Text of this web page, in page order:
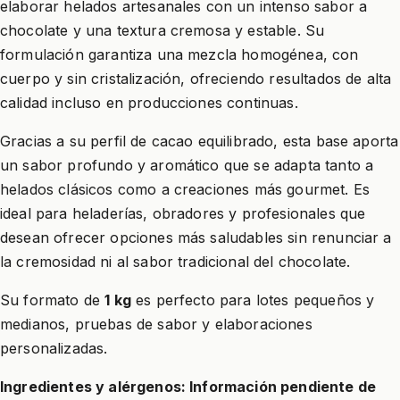
elaborar helados artesanales con un intenso sabor a
chocolate y una textura cremosa y estable. Su
formulación garantiza una mezcla homogénea, con
cuerpo y sin cristalización, ofreciendo resultados de alta
calidad incluso en producciones continuas.
Gracias a su perfil de cacao equilibrado, esta base aporta
un sabor profundo y aromático que se adapta tanto a
helados clásicos como a creaciones más gourmet. Es
ideal para heladerías, obradores y profesionales que
desean ofrecer opciones más saludables sin renunciar a
la cremosidad ni al sabor tradicional del chocolate.
Su formato de1 kges perfecto para lotes pequeños y
medianos, pruebas de sabor y elaboraciones
personalizadas.
Ingredientes y alérgenos: Información pendiente de